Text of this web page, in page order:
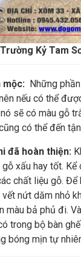
Trường Kỷ Tam
mộc: Những
nếu có thể
sẽ có màu gỗ
có thể đến
đã hoàn thiện:
xấu hay tốt.
chất liệu gỗ.
nứt dăm nhỏ
màu bả phủ đi.
trong bộ bàn
bóng mịn tự